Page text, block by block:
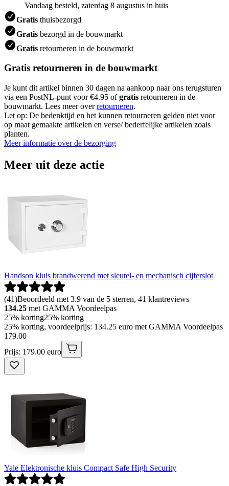
Vandaag besteld, zaterdag 8 augustus in huis
Gratis thuisbezorgd
Gratis bezorgd in de bouwmarkt
Gratis retourneren in de bouwmarkt
Gratis retourneren in de bouwmarkt
Je kunt dit artikel binnen 30 dagen na aankoop naar ons terugsturen
via een PostNL-punt voor €4.95 ofgratis retourneren in de
bouwmarkt. Lees meer overretourneren.
Let op: De bedenktijd en het kunnen retourneren gelden niet voor
op maat gemaakte artikelen en verse/ bederfelijke artikelen zoals
planten.
Meer informatie over de bezorging
Meer uit deze actie
Handson kluis brandwerend met sleutel- en mechanisch cijferslot
(41)Beoordeeld met 3.9 van de 5 sterren, 41 klantreviews
134.25 met GAMMA Voordeelpas
25% korting25% korting
25% korting, voordeelprijs: 134.25 euro met GAMMA Voordeelpas
179.00
Prijs: 179.00 euro
Yale Elektronische kluis Compact Safe High Security